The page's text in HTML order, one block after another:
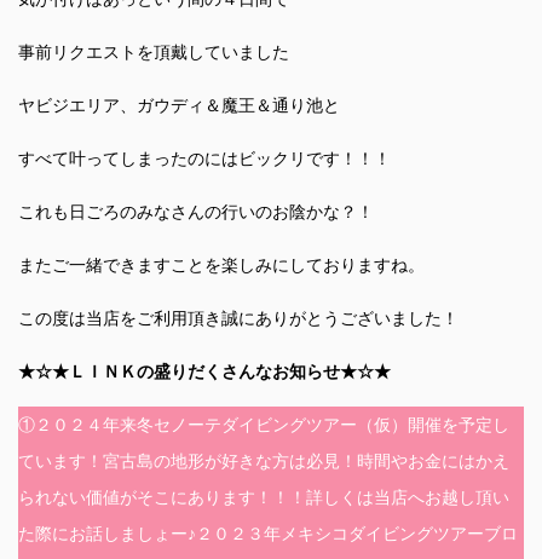
事前リクエストを頂戴していました
ヤビジエリア、ガウディ＆魔王＆通り池と
すべて叶ってしまったのにはビックリです！！！
これも日ごろのみなさんの行いのお陰かな？！
またご一緒できますことを楽しみにしておりますね。
この度は当店をご利用頂き誠にありがとうございました！
★☆★ＬＩＮＫの盛りだくさんなお知らせ★☆★
①２０２４年来冬セノーテダイビングツアー（仮）開催を予定し
ています！宮古島の地形が好きな方は必見！時間やお金にはかえ
られない価値がそこにあります！！！詳しくは当店へお越し頂い
た際にお話しましょー♪２０２３年メキシコダイビングツアーブロ